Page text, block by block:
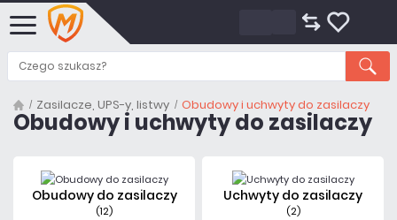
Zasilacze, UPS-y, listwy Obudowy i uchwyty do zasilaczy
Obudowy i uchwyty do zasilaczy
Obudowy do zasilaczy
(12)
Uchwyty do zasilaczy
(2)